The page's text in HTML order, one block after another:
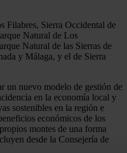
Filabres, Sierra Occidental de
Natural de Los
Natural de las Sierras de
y Málaga, y el de Sierra
un nuevo modelo de gestión de
en la economía local y
sostenibles en la región e
económicos de los
montes de una forma
desde la Consejería de